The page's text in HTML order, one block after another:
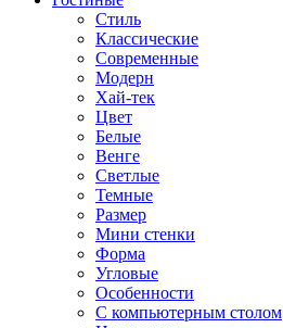
Стиль
Классические
Современные
Модерн
Хай-тек
Цвет
Белые
Венге
Светлые
Темные
Размер
Мини стенки
Форма
Угловые
Особенности
С компьютерным столом